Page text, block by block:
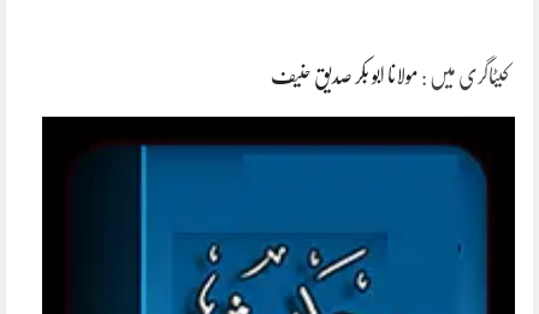
کیٹاگری میں : مولانا ابو بکر صدیق حنیف